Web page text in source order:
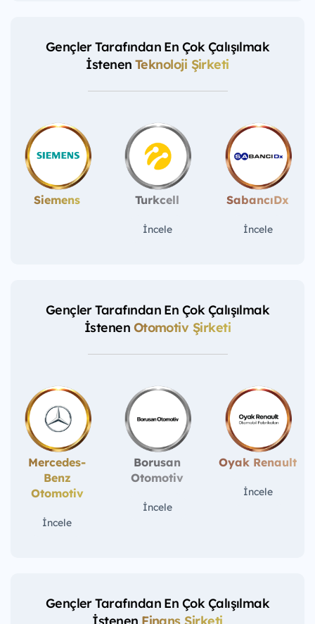
Gençler Tarafından En Çok Çalışılmak
İstenen Teknoloji Şirketi
Siemens Turkcell
İncele
SabancıDx
İncele
Gençler Tarafından En Çok Çalışılmak
İstenen Otomotiv Şirketi
Mercedes-
Benz
Otomotiv
İncele
Borusan
Otomotiv
İncele
Oyak Renault
İncele
Gençler Tarafından En Çok Çalışılmak